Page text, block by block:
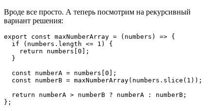
Вроде все просто. А теперь посмотрим на рекурсивный
вариант решения:
export const maxNumberArray = (numbers) => {
  if (numbers.length <= 1) {
    return numbers[0];
  }
  const numberA = numbers[0];
  const numberB = maxNumberArray(numbers.slice(1));
  return numberA > numberB ? numberA : numberB;
};